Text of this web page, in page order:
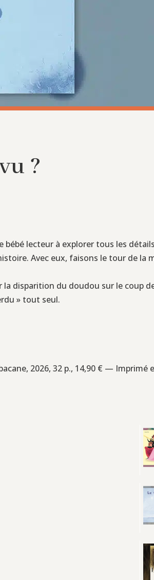
?
lecteur à explorer tous les
Avec eux, faisons le tour de la
disparition du doudou sur le coup
» tout seul.
2026, 32 p., 14,90 € — Imprimé